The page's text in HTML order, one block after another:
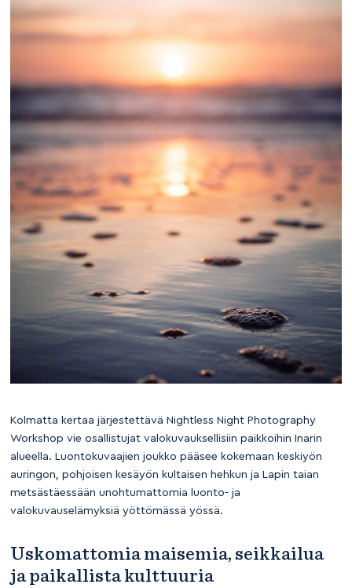
Kolmatta kertaa järjestettävä Nightless Night Photography
Workshop vie osallistujat valokuvauksellisiin paikkoihin Inarin
alueella. Luontokuvaajien joukko pääsee kokemaan keskiyön
auringon, pohjoisen kesäyön kultaisen hehkun ja Lapin taian
metsästäessään unohtumattomia luonto- ja
valokuvauselämyksiä yöttömässä yössä.
Uskomattomia maisemia, seikkailua
ja paikallista kulttuuria